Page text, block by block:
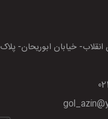
خیابان ابوریحان- پلاک 61- طبقه دوم- واحد 3